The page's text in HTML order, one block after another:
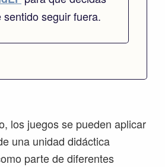
sentido seguir fuera.
los juegos se pueden aplicar
una unidad didáctica
parte de diferentes